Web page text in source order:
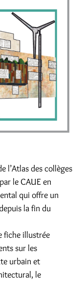
l’Atlas des collèges
le CAUE en
qui offre un
la fin du
fiche illustrée
sur les
urbain et
le